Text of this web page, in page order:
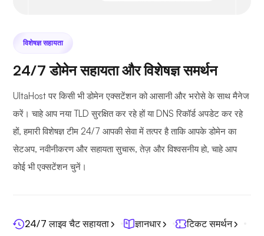
विशेषज्ञ सहायता
24/7 डोमेन सहायता और विशेषज्ञ समर्थन
UltaHost पर किसी भी डोमेन एक्सटेंशन को आसानी और भरोसे के साथ मैनेज
करें। चाहे आप नया TLD सुरक्षित कर रहे हों या DNS रिकॉर्ड अपडेट कर रहे
हों, हमारी विशेषज्ञ टीम 24/7 आपकी सेवा में तत्पर है ताकि आपके डोमेन का
सेटअप, नवीनीकरण और सहायता सुचारू, तेज़ और विश्वसनीय हो, चाहे आप
कोई भी एक्सटेंशन चुनें।
24/7 लाइव चैट सहायता ज्ञानधार
टिकट समर्थन